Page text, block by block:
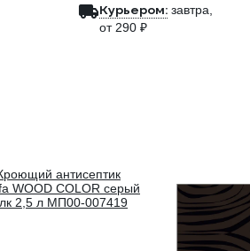
Курьером: завтра,
от 290 ₽